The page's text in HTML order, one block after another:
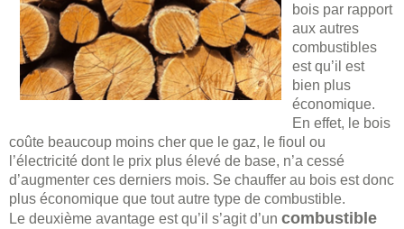
bois par rapport
aux autres
combustibles
est qu’il est
bien plus
économique.
En effet, le bois
coûte beaucoup moins cher que le gaz, le fioul ou
l’électricité dont le prix plus élevé de base, n’a cessé
d’augmenter ces derniers mois. Se chauffer au bois est donc
plus économique que tout autre type de combustible.
Le deuxième avantage est qu’il s’agit d’un combustible